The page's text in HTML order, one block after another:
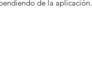
de la aplicación.